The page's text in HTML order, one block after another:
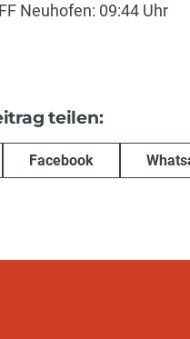
Neuhofen: 09:44 Uhr
teilen:
Facebook